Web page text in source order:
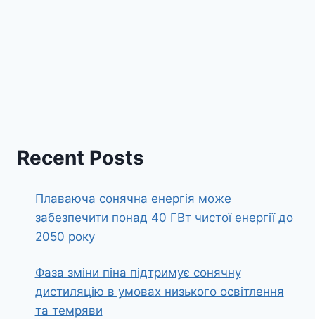
Recent Posts
Плаваюча сонячна енергія може
забезпечити понад 40 ГВт чистої енергії до
2050 року
Фаза зміни піна підтримує сонячну
дистиляцію в умовах низького освітлення
та темряви